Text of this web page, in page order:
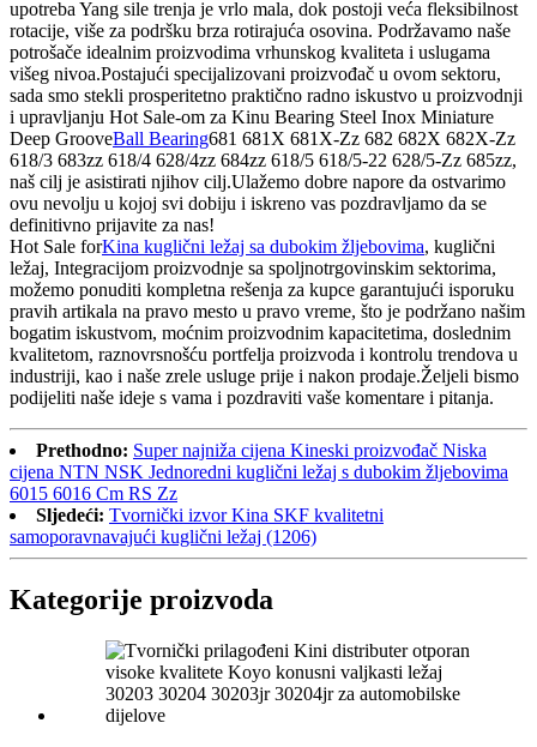
upotreba Yang sile trenja je vrlo mala, dok postoji veća fleksibilnost
rotacije, više za podršku brza rotirajuća osovina. Podržavamo naše
potrošače idealnim proizvodima vrhunskog kvaliteta i uslugama
višeg nivoa.Postajući specijalizovani proizvođač u ovom sektoru,
sada smo stekli prosperitetno praktično radno iskustvo u proizvodnji
i upravljanju Hot Sale-om za Kinu Bearing Steel Inox Miniature
Deep GrooveBall Bearing681 681X 681X-Zz 682 682X 682X-Zz
618/3 683zz 618/4 628/4zz 684zz 618/5 618/5-22 628/5-Zz 685zz,
naš cilj je asistirati njihov cilj.Ulažemo dobre napore da ostvarimo
ovu nevolju u kojoj svi dobiju i iskreno vas pozdravljamo da se
definitivno prijavite za nas!
Hot Sale forKina kuglični ležaj sa dubokim žljebovima, kuglični
ležaj, Integracijom proizvodnje sa spoljnotrgovinskim sektorima,
možemo ponuditi kompletna rešenja za kupce garantujući isporuku
pravih artikala na pravo mesto u pravo vreme, što je podržano našim
bogatim iskustvom, moćnim proizvodnim kapacitetima, doslednim
kvalitetom, raznovrsnošću portfelja proizvoda i kontrolu trendova u
industriji, kao i naše zrele usluge prije i nakon prodaje.Željeli bismo
podijeliti naše ideje s vama i pozdraviti vaše komentare i pitanja.
Prethodno: Super najniža cijena Kineski proizvođač Niska
cijena NTN NSK Jednoredni kuglični ležaj s dubokim žljebovima
6015 6016 Cm RS Zz
Sljedeći: Tvornički izvor Kina SKF kvalitetni
samoporavnavajući kuglični ležaj (1206)
Kategorije proizvoda